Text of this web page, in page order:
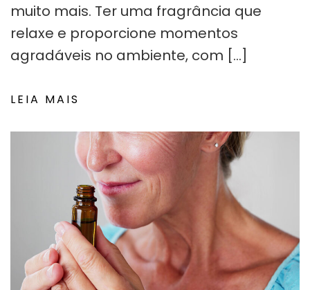
muito mais. Ter uma fragrância que
relaxe e proporcione momentos
agradáveis no ambiente, com […]
LEIA MAIS